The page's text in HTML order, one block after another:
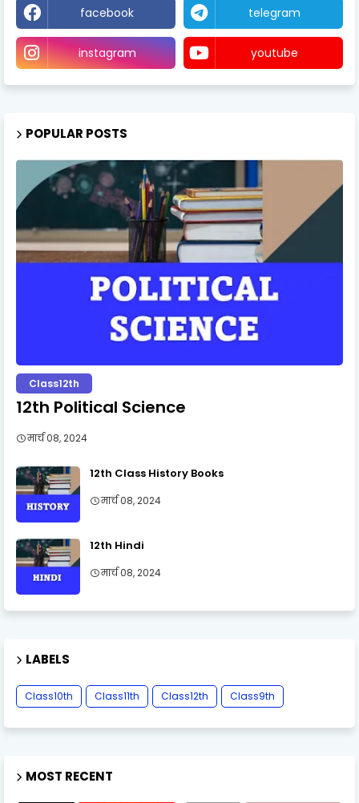
facebook telegram
instagram youtube
POPULAR POSTS
Class12th
12th Political Science
मार्च 08, 2024
12th Class History Books
मार्च 08, 2024
12th Hindi
मार्च 08, 2024
LABELS
Class10th Class11th Class12th Class9th
MOST RECENT